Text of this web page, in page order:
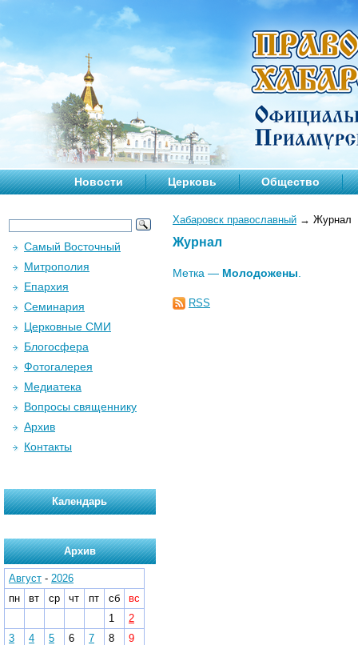
Новости Церковь Общество
Хабаровск православный → Журнал
Журнал
Метка — Молодожены
RSS
Самый Восточный
Митрополия
Епархия
Семинария
Церковные СМИ
Блогосфера
Фотогалерея
Медиатека
Вопросы священнику
Архив
Контакты
Календарь
Архив
Август - 2026
пн
вт ср чт пт сб
вс
1
2
3
4 5 6 7 8
9